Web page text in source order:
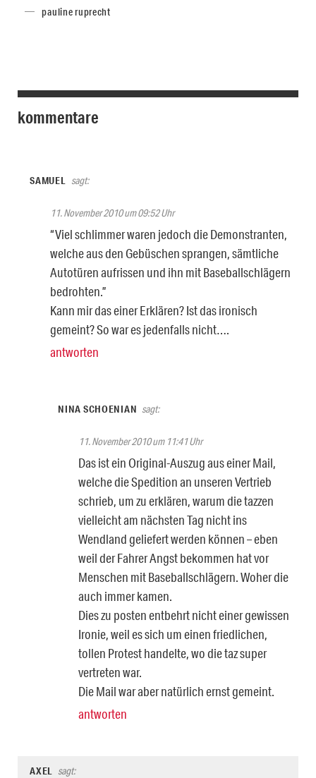
pauline ruprecht
kommentare
SAMUEL sagt:
11. November 2010 um 09:52 Uhr
“Viel schlimmer waren jedoch die Demonstranten,
welche aus den Gebüschen sprangen, sämtliche
Autotüren aufrissen und ihn mit Baseballschlägern
bedrohten.”
Kann mir das einer Erklären? Ist das ironisch
gemeint? So war es jedenfalls nicht….
antworten
NINA SCHOENIAN sagt:
11. November 2010 um 11:41 Uhr
Das ist ein Original-Auszug aus einer Mail,
welche die Spedition an unseren Vertrieb
schrieb, um zu erklären, warum die tazzen
vielleicht am nächsten Tag nicht ins
Wendland geliefert werden können – eben
weil der Fahrer Angst bekommen hat vor
Menschen mit Baseballschlägern. Woher die
auch immer kamen.
Dies zu posten entbehrt nicht einer gewissen
Ironie, weil es sich um einen friedlichen,
tollen Protest handelte, wo die taz super
vertreten war.
Die Mail war aber natürlich ernst gemeint.
antworten
AXEL sagt: